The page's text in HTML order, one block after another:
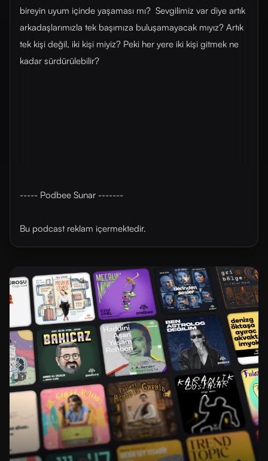
bireyin uyum içinde yaşaması mı? Sevgilimiz var diye artık
arkadaşlarımızla tek başımıza buluşamayacak mıyız? Artık
tek kişi değil, iki kişi miyiz? Peki her yere iki kişi gitmek ne
kadar sürdürülebilir?
----- Podbee Sunar -------
Bu podcast reklam içermektedir.